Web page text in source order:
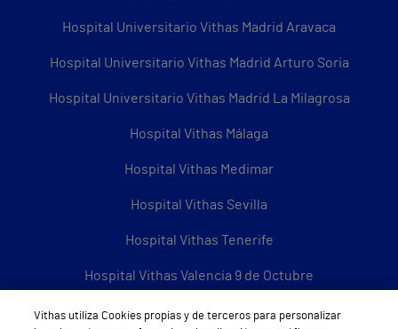
Hospital Universitario Vithas Madrid Aravaca
Hospital Universitario Vithas Madrid Arturo Soria
Hospital Universitario Vithas Madrid La Milagrosa
Hospital Vithas Málaga
Hospital Vithas Medimar
Hospital Vithas Sevilla
Hospital Vithas Tenerife
Hospital Vithas Valencia 9 de Octubre
Hospital Vithas Valencia Consuelo
Vithas utiliza Cookies propias y de terceros para personalizar